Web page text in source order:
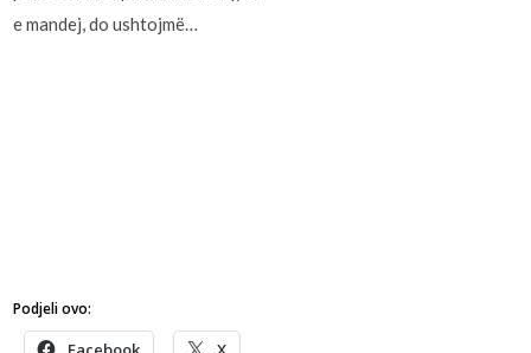
e mandej, do ushtojmë…
Podjeli ovo: